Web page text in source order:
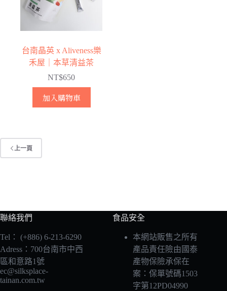
式。
在
品
頁
面
選
擇
台南晶英 x Aliveness樂
禾屋｜本草清益茶
NT$650
加入購物車
上一頁
聯絡我們
Tel： (+886) 6-213-6290
Adress：700台南市中西
區和意路1號
ec@silksplace-
tainan.com.tw
食品安全
本網站販售之所有
產品責任險由國泰
產物保險承保在
案：保單號碼1503
字第12PD04990